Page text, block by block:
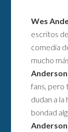
Wes
escritos
comedia
mucho
Anderson
fans, pero
dudan a la
bondad
Anderson